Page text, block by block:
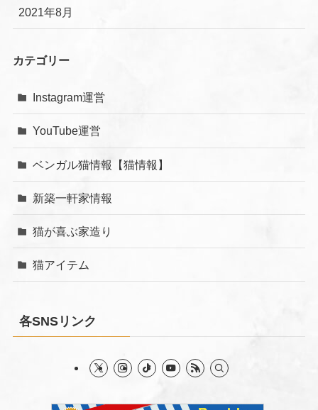
2021年8月
カテゴリー
Instagram運営
YouTube運営
ベンガル猫情報【猫情報】
新築一軒家情報
猫が喜ぶ家造り
猫アイテム
各SNSリンク